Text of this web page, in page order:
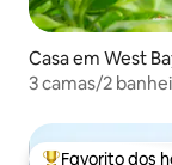
Casa em West
3 camas/2
Favorito dos